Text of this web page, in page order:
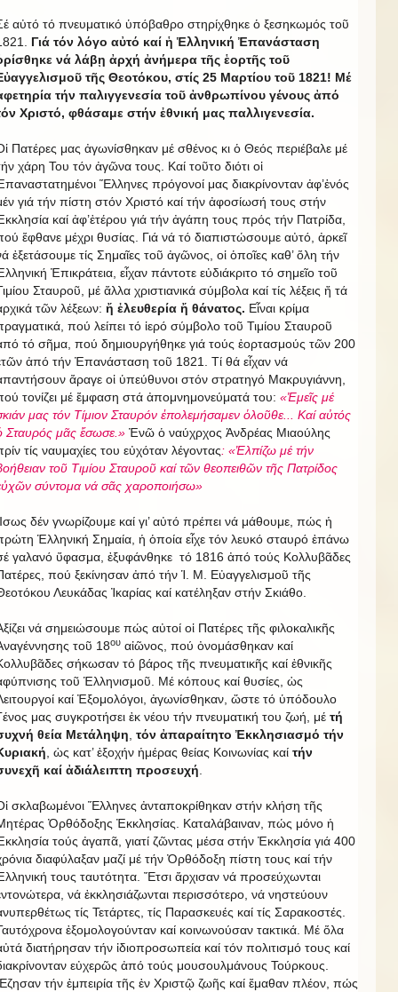
αὐτό τό πνευματικό ὑπόβαθρο στηρίχθηκε ὁ ξεσηκωμός τοῦ
Γιά τόν λόγο αὐτό καί ἡ Ἑλληνική Ἐπανάσταση
νά λάβῃ ἀρχή ἀνήμερα τῆς ἑορτῆς τοῦ
τῆς Θεοτόκου, στίς 25 Μαρτίου τοῦ 1821! Μέ
τήν παλιγγενεσία τοῦ ἀνθρωπίνου γένους ἀπό
Χριστό, φθάσαμε στήν ἐθνική μας παλλιγενεσία.
Πατέρες μας ἀγωνίσθηκαν μέ σθένος κι ὁ Θεός περιέβαλε μέ
χάρη Του τόν ἀγῶνα τους. Καί τοῦτο διότι οἱ
Ἕλληνες πρόγονοί μας διακρίνονταν ἀφ’ἑνός
γιά τήν πίστη στόν Χριστό καί τήν ἀφοσίωσή τους στήν
καί ἀφ’ἑτέρου γιά τήν ἀγάπη τους πρός τήν Πατρίδα,
ἔφθανε μέχρι θυσίας. Γιά νά τό διαπιστώσουμε αὐτό, ἀρκεῖ
ἐξετάσουμε τίς Σημαῖες τοῦ ἀγῶνος, οἱ ὁποῖες καθ’ ὅλη τήν
Ἐπικράτεια, εἶχαν πάντοτε εὐδιάκριτο τό σημεῖο τοῦ
Σταυροῦ, μέ ἄλλα χριστιανικά σύμβολα καί τίς λέξεις ἤ τά
τῶν λέξεων: ἤ ἐλευθερία ἤ θάνατος. Εἶναι κρίμα
πού λείπει τό ἱερό σύμβολο τοῦ Τιμίου Σταυροῦ
τό σῆμα, πού δημιουργήθηκε γιά τούς ἑορτασμούς τῶν 200
ἀπό τήν Ἐπανάσταση τοῦ 1821. Τί θά εἶχαν νά
ἄραγε οἱ ὑπεύθυνοι στόν στρατηγό Μακρυγιάννη,
τονίζει μέ ἔμφαση στά ἀπομνημονεύματά του: «Ἐμεῖς μέ
μας τόν Τίμιον Σταυρόν ἐπολεμήσαμεν ὁλοῦθε... Καί αὐτός
Σταυρός μᾶς ἔσωσε.» Ἐνῶ ὁ ναύχρχος Ἀνδρέας Μιαούλης
τίς ναυμαχίες του εὐχόταν λέγοντας: «Ἐλπίζω μέ τήν
τοῦ Τιμίου Σταυροῦ καί τῶν θεοπειθῶν τῆς Πατρίδος
σύντομα νά σᾶς χαροποιήσω»
δέν γνωρίζουμε καί γι’ αὐτό πρέπει νά μάθουμε, πώς ἡ
Ἑλληνική Σημαία, ἡ ὁποία εἶχε τόν λευκό σταυρό ἐπάνω
γαλανό ὕφασμα, ἐξυφάνθηκε τό 1816 ἀπό τούς Κολλυβᾶδες
πού ξεκίνησαν ἀπό τήν Ἱ. Μ. Εὐαγγελισμοῦ τῆς
Λευκάδας Ἰκαρίας καί κατέληξαν στήν Σκιάθο.
νά σημειώσουμε πώς αὐτοί οἱ Πατέρες τῆς φιλοκαλικῆς
τοῦ 18ου αἰῶνος, πού ὀνομάσθηκαν καί
σήκωσαν τό βάρος τῆς πνευματικῆς καί ἐθνικῆς
τοῦ Ἑλληνισμοῦ. Μέ κόπους καί θυσίες, ὡς
καί Ἐξομολόγοι, ἀγωνίσθηκαν, ὥστε τό ὑπόδουλο
μας συγκροτήσει ἐκ νέου τήν πνευματική του ζωή, μέ τή
θεία Μετάληψη τόν ἀπαραίτητο Ἐκκλησιασμό τήν
, ὡς κατ’ ἐξοχήν ἡμέρας θείας Κοινωνίας καί τήν
καί ἀδιάλειπτη προσευχή
σκλαβωμένοι Ἕλληνες ἀνταποκρίθηκαν στήν κλήση τῆς
Ὀρθόδοξης Ἐκκλησίας. Καταλάβαιναν, πώς μόνο ἡ
τούς ἀγαπᾶ, γιατί ζῶντας μέσα στήν Ἐκκλησία γιά 400
διαφύλαξαν μαζί μέ τήν Ὀρθόδοξη πίστη τους καί τήν
τους ταυτότητα. Ἔτσι ἄρχισαν νά προσεύχωνται
νά ἐκκλησιάζωνται περισσότερο, νά νηστεύουν
τίς Τετάρτες, τίς Παρασκευές καί τίς Σαρακοστές.
ἐξομολογούνταν καί κοινωνούσαν τακτικά. Μέ ὅλα
διατήρησαν τήν ἰδιοπροσωπεία καί τόν πολιτισμό τους καί
εὐχερῶς ἀπό τούς μουσουλμάνους Τούρκους.
τήν ἐμπειρία τῆς ἐν Χριστῷ ζωῆς καί ἔμαθαν πλέον, πώς